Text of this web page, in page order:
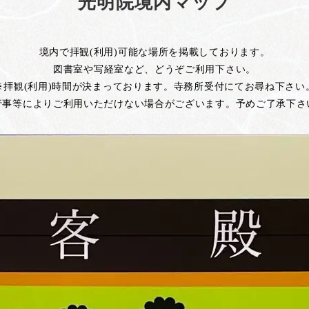
境内で拝観(利用)可能な場所を掲載しております。
図書室や写経室など、どうぞご利用下さい。
観(利用)時間が決まっております。寺務所受付にてお尋ね下さい
等によりご利用いただけない場合がございます。予めご了承下さ